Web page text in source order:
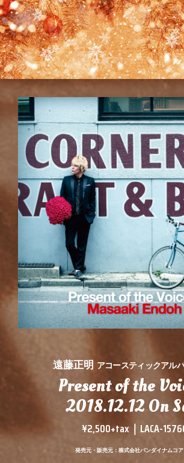
遠藤正明 アコースティックアル
Present of the
2018.12.12 On
¥2,500+tax｜LACA-
発売元・販売元：株式会社バンダイナムコ